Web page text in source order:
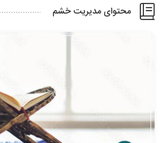
محتوای مدیریت خشم